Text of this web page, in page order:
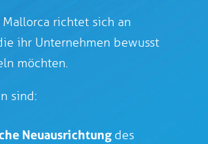
Mallorca richtet sich an
ihr Unternehmen bewusst
möchten.
sind:
Neuausrichtung des